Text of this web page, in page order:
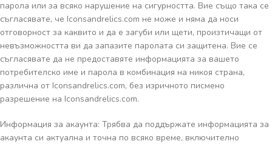
парола или за всяко нарушение на сигурността. Вие също така се
съгласявате, че Iconsandrelics.com не може и няма да носи
отговорност за каквито и да е загуби или щети, произтичащи от
невъзможността ви да запазите паролата си защитена. Вие се
съгласявате да не предоставяте информацията за вашето
потребителско име и парола в комбинация на никоя страна,
различна от Iconsandrelics.com, без изричното писмено
разрешение на Iconsandrelics.com.
Информация за акаунта: Трябва да поддържате информацията за
акаунта си актуална и точна по всяко време, включително